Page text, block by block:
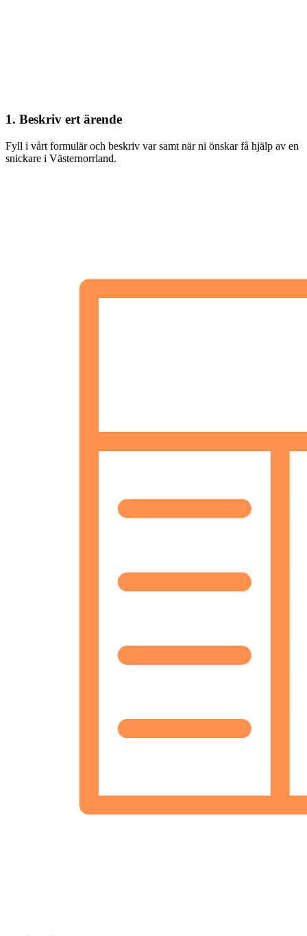
1. Beskriv ert ärende
Fyll i vårt formulär och beskriv var samt när ni önskar få hjälp av en
snickare i Västernorrland.